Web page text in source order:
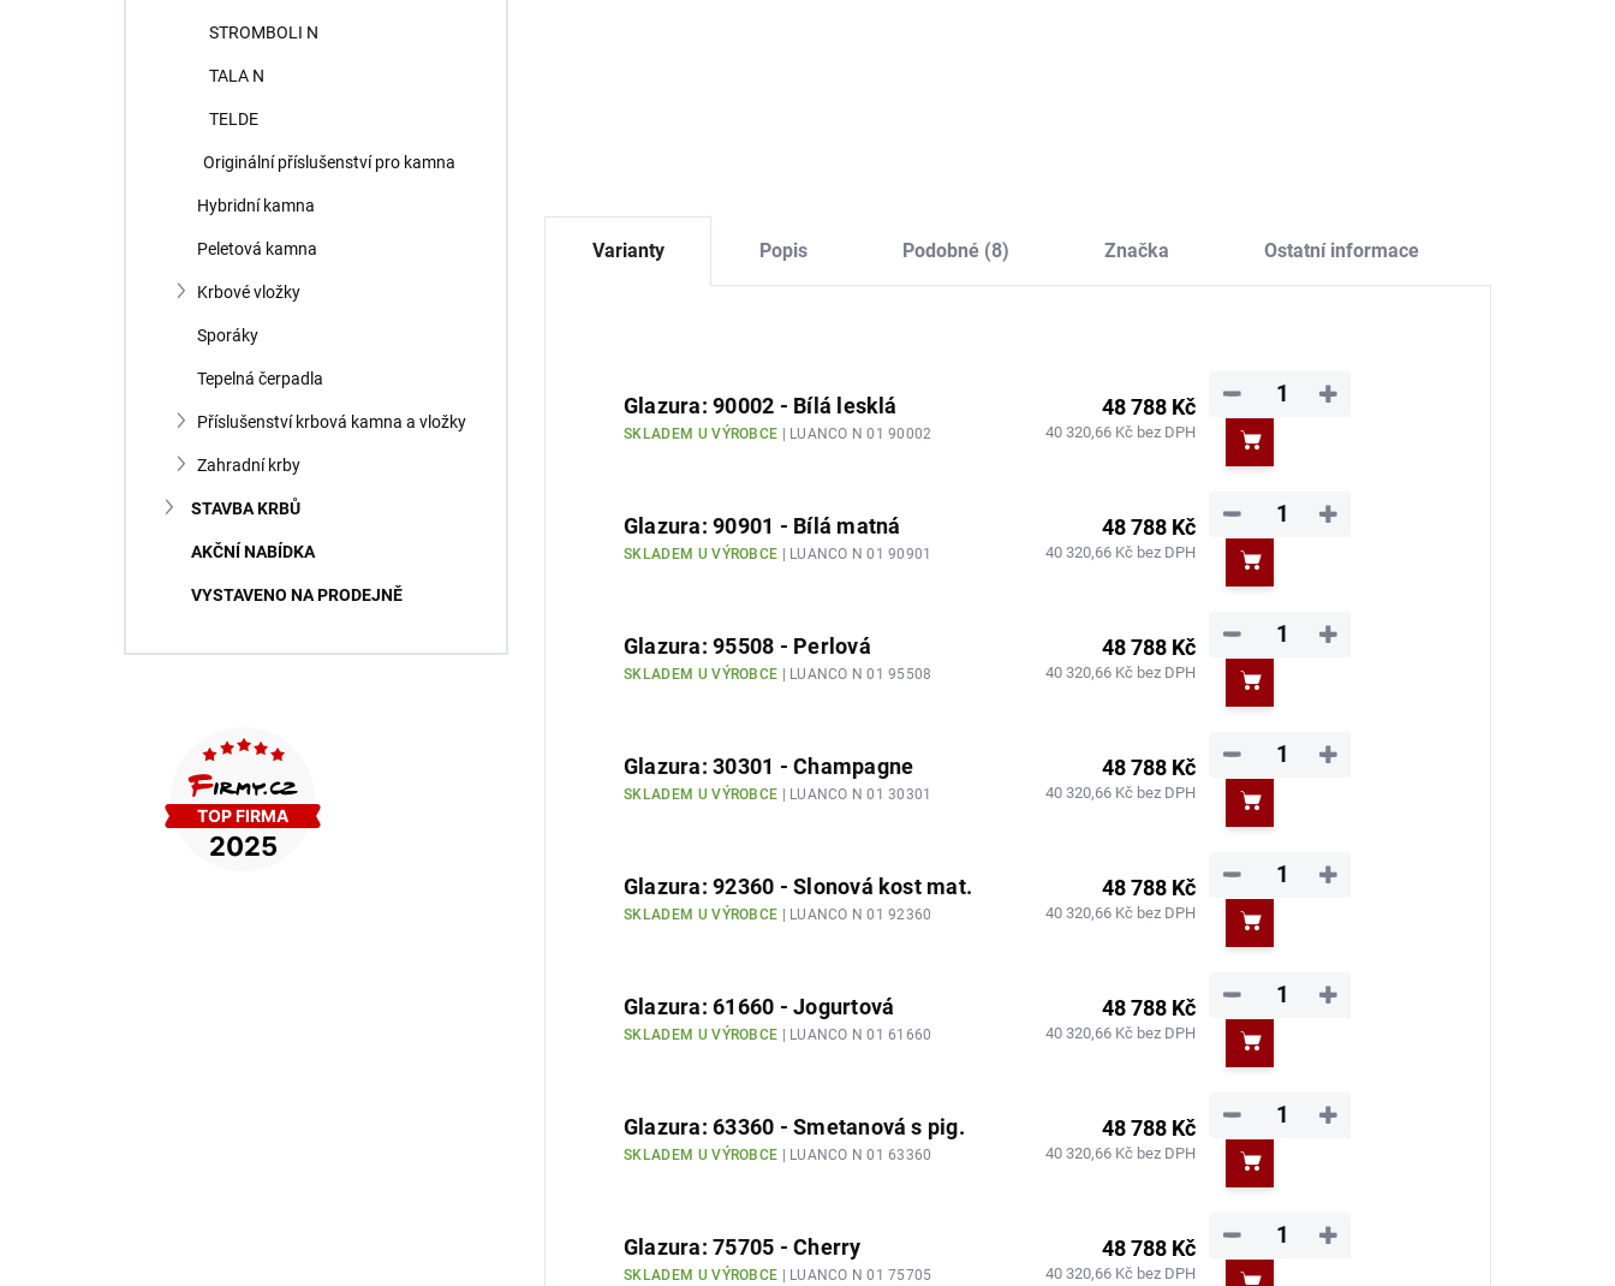
STROMBOLI N
TALA N
TELDE
Originální příslušenství pro kamna
Hybridní kamna
Peletová kamna
Krbové vložky
Sporáky
Tepelná čerpadla
Příslušenství krbová kamna a vložky
Zahradní krby
STAVBA KRBŮ
AKČNÍ NABÍDKA
VYSTAVENO NA PRODEJNĚ
Varianty Popis Podobné (8) Značka Ostatní informace
Glazura: 90002 - Bílá lesklá
SKLADEM U VÝROBCE | LUANCO N 01 90002
48 788 Kč
40 320,66 Kč bez DPH
+
−
Do košíku
Glazura: 90901 - Bílá matná
SKLADEM U VÝROBCE | LUANCO N 01 90901
48 788 Kč
40 320,66 Kč bez DPH
+
−
Do košíku
Glazura: 95508 - Perlová
SKLADEM U VÝROBCE | LUANCO N 01 95508
48 788 Kč
40 320,66 Kč bez DPH
+
−
Do košíku
Glazura: 30301 - Champagne
SKLADEM U VÝROBCE | LUANCO N 01 30301
48 788 Kč
40 320,66 Kč bez DPH
+
−
Do košíku
Glazura: 92360 - Slonová kost mat.
SKLADEM U VÝROBCE | LUANCO N 01 92360
48 788 Kč
40 320,66 Kč bez DPH
+
−
Do košíku
Glazura: 61660 - Jogurtová
SKLADEM U VÝROBCE | LUANCO N 01 61660
48 788 Kč
40 320,66 Kč bez DPH
+
−
Do košíku
Glazura: 63360 - Smetanová s pig.
SKLADEM U VÝROBCE | LUANCO N 01 63360
48 788 Kč
40 320,66 Kč bez DPH
+
−
Do košíku
Glazura: 75705 - Cherry
SKLADEM U VÝROBCE | LUANCO N 01 75705
48 788 Kč
40 320,66 Kč bez DPH
+
−